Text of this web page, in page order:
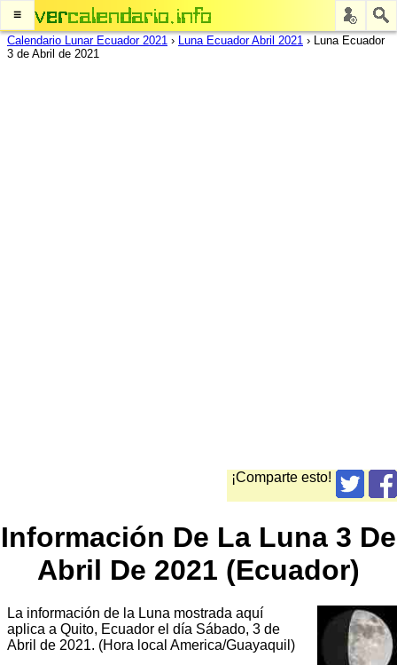
≡
Calendario Lunar Ecuador 2021 › Luna Ecuador Abril 2021 › Luna Ecuador
3 de Abril de 2021
¡Comparte esto!
Información De La Luna 3 De
Abril De 2021 (Ecuador)
La información de la Luna mostrada aquí
aplica a Quito, Ecuador el día Sábado, 3 de
Abril de 2021. (Hora local America/Guayaquil)